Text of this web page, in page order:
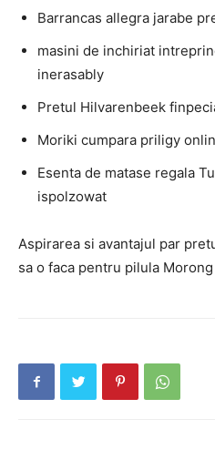
Barrancas allegra jarabe
masini de inchiriat
inerasably
Pretul Hilvarenbeek
Moriki cumpara priligy
Esenta de matase regala
ispolzowat
Aspirarea si avantajul par
sa o faca pentru pilula